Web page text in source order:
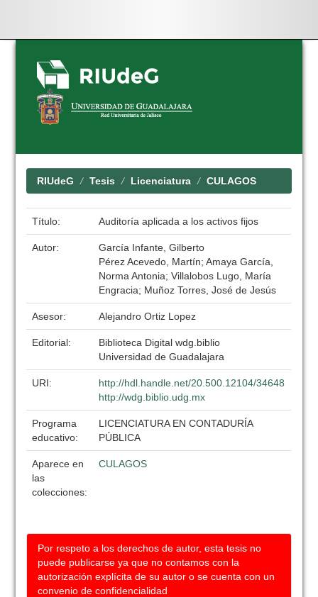
Skip
navigation
RIUdeG Tesis Licenciatura CULAGOS
Título: Auditoría aplicada a los activos fijos
Autor:
García Infante, Gilberto
Pérez Acevedo, Martín; Amaya García,
Norma Antonia; Villalobos Lugo, María
Engracia; Muñoz Torres, José de Jesús
Asesor: Alejandro Ortiz Lopez
Editorial:
Biblioteca Digital wdg.biblio
Universidad de Guadalajara
URI:
http://hdl.handle.net/20.500.12104/34648
http://wdg.biblio.udg.mx
Programa
educativo:
LICENCIATURA EN CONTADURÍA
PÚBLICA
Aparece en
las
colecciones:
CULAGOS
Por respeto a los derechos de autor, esta tesis no
puede publicarse ya que no contamos con la
autorización explícita de su autor o se cuenta con un
convenio de confidencialidad